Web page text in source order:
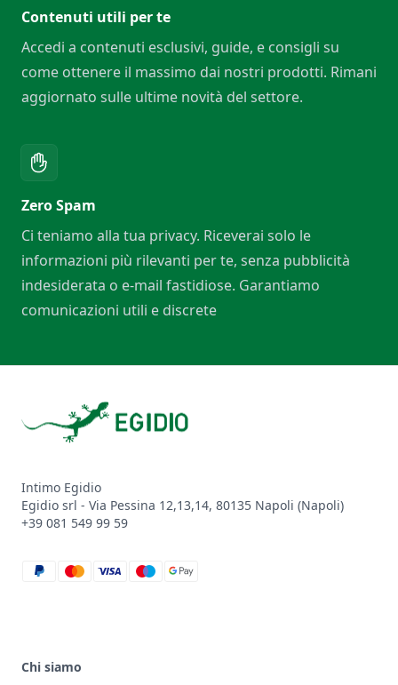
Contenuti utili per te
Accedi a contenuti esclusivi, guide, e consigli su
come ottenere il massimo dai nostri prodotti. Rimani
aggiornato sulle ultime novità del settore.
Zero Spam
Ci teniamo alla tua privacy. Riceverai solo le
informazioni più rilevanti per te, senza pubblicità
indesiderata o e-mail fastidiose. Garantiamo
comunicazioni utili e discrete
Intimo Egidio
Egidio srl - Via Pessina 12,13,14, 80135 Napoli (Napoli)
+39 081 549 99 59
paypal
mastercard
visa
maestro
google_pay
Chi siamo